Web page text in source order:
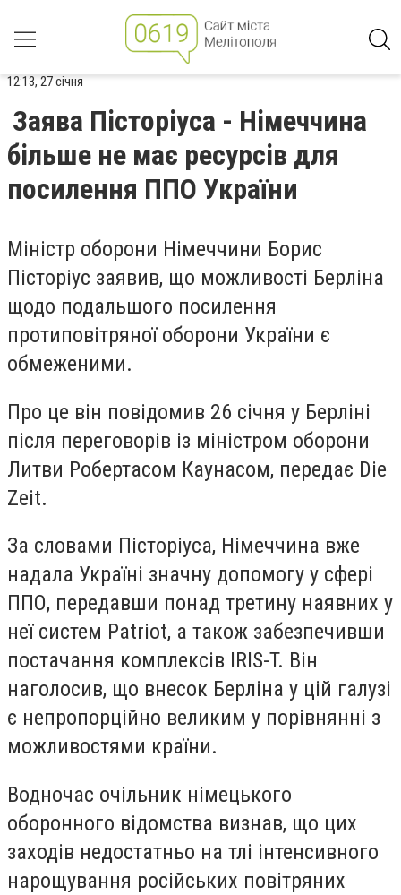
12:13, 27 січня
Заява Пісторіуса - Німеччина
більше не має ресурсів для
посилення ППО України
Міністр оборони Німеччини Борис
Пісторіус заявив, що можливості Берліна
щодо подальшого посилення
протиповітряної оборони України є
обмеженими.
Про це він повідомив 26 січня у Берліні
після переговорів із міністром оборони
Литви Робертасом Каунасом, передає Die
Zeit.
За словами Пісторіуса, Німеччина вже
надала Україні значну допомогу у сфері
ППО, передавши понад третину наявних у
неї систем Patriot, а також забезпечивши
постачання комплексів IRIS-T. Він
наголосив, що внесок Берліна у цій галузі
є непропорційно великим у порівнянні з
можливостями країни.
Водночас очільник німецького
оборонного відомства визнав, що цих
заходів недостатньо на тлі інтенсивного
нарощування російських повітряних